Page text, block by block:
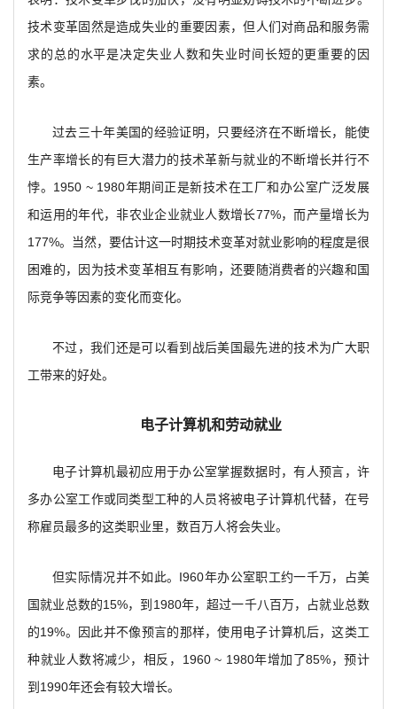
技术变革固然是造成失业的重要因素，但人们对商品和服务需
求的总的水平是决定失业人数和失业时间长短的更重要的因
素。
过去三十年美国的经验证明，只要经济在不断增长，能使
生产率增长的有巨大潜力的技术革新与就业的不断增长并行不
悖。1950 ~ 1980年期间正是新技术在工厂和办公室广泛发展
和运用的年代，非农业企业就业人数增长77%，而产量增长为
177%。当然，要估计这一时期技术变革对就业影响的程度是很
困难的，因为技术变革相互有影响，还要随消费者的兴趣和国
际竞争等因素的变化而变化。
不过，我们还是可以看到战后美国最先进的技术为广大职
工带来的好处。
电子计算机和劳动就业
电子计算机最初应用于办公室掌握数据时，有人预言，许
多办公室工作或同类型工种的人员将被电子计算机代替，在号
称雇员最多的这类职业里，数百万人将会失业。
但实际情况并不如此。I960年办公室职工约一千万，占美
国就业总数的15%，到1980年，超过一千八百万，占就业总数
的19%。因此并不像预言的那样，使用电子计算机后，这类工
种就业人数将减少，相反，1960 ~ 1980年增加了85%，预计
到1990年还会有较大增长。